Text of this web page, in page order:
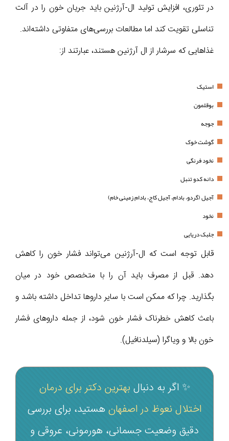
در تئوری، افزایش تولید ال-آرژنین باید جریان خون را در آلت
تناسلی تقویت کند اما مطالعات بررسی‌های متفاوتی داشته‌اند.
غذاهایی که سرشار از ال آرژنین هستند، عبارتند از:
استیک
بوقلمون
جوجه
گوشت خوک
نخود فرنگی
دانه کدو تنبل
آجیل (گردو، بادام، آجیل کاج، بادام زمینی خام)
نخود
جلبک دریایی
قابل توجه است که ال-آرژنین می‌تواند فشار خون را کاهش
دهد. قبل از مصرف باید آن را با متخصص خود در میان
بگذارید. چرا که ممکن است با سایر داروها تداخل داشته باشد و
باعث کاهش خطرناک فشار خون شود، از جمله داروهای فشار
خون بالا و ویاگرا (سیلدنافیل).
✨ اگر به دنبال بهترین دکتر برای درمان
اختلال نعوظ در اصفهان هستید، برای بررسی
دقیق وضعیت جسمانی، هورمونی، عروقی و